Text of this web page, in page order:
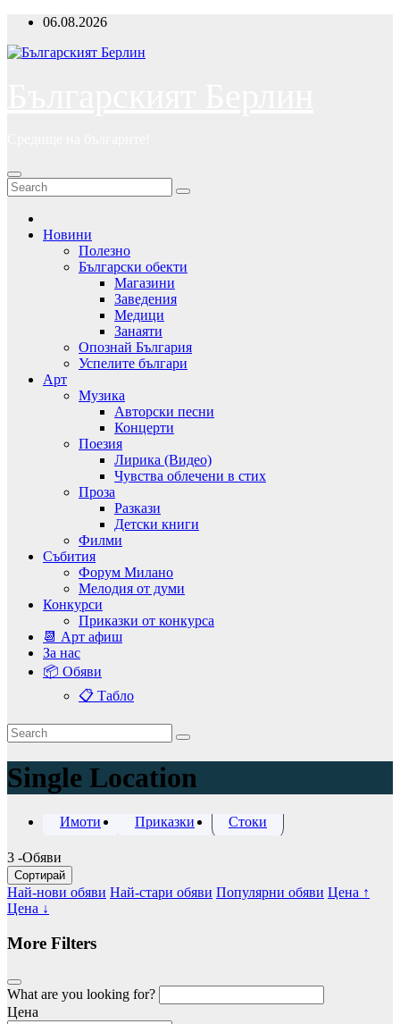
Skip
content
06.08.2026
Новини
Полезно
Български обекти
Магазини
Заведения
Медици
Занаяти
Опознай България
Успелите българи
Арт
Музика
Авторски песни
Концерти
Поезия
Лирика (Видео)
Чувства облечени в стих
Проза
Разкази
Детски книги
Филми
Събития
Форум Милано
Мелодия от думи
Конкурси
Приказки от конкурса
📆 Арт афиш
За нас
📦 Обяви
📋 Табло
Single Location
Имоти Приказки Стоки
3 -Обяви
Сортирай
Най-нови обяви Най-стари обяви Популярни обяви Цена ↑
Цена ↓
More Filters
What are you looking for?
Цена